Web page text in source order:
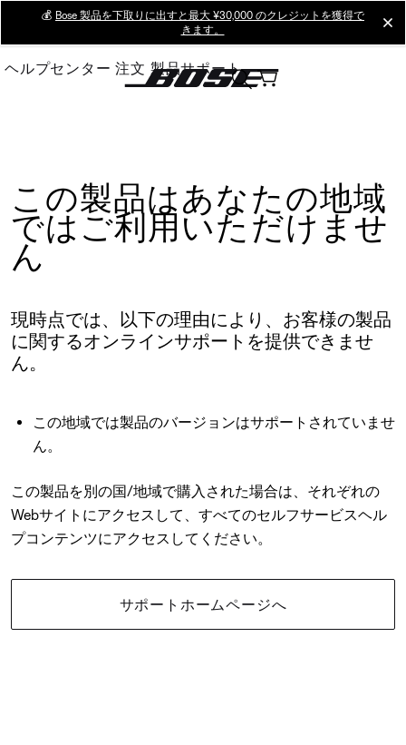
Main
💰 Bose 製品を下取りに出すと最大 ¥30,000 のクレジットを獲得で
きます。
ヘルプセンター 注文 製品サポート
この製品はあなたの地域
ではご利用いただけませ
ん
現時点では、以下の理由により、お客様の製品
に関するオンラインサポートを提供できませ
ん。
この地域では製品のバージョンはサポートされていませ
ん。
この製品を別の国/地域で購入された場合は、それぞれの
Webサイトにアクセスして、すべてのセルフサービスヘル
プコンテンツにアクセスしてください。
サポートホームページへ